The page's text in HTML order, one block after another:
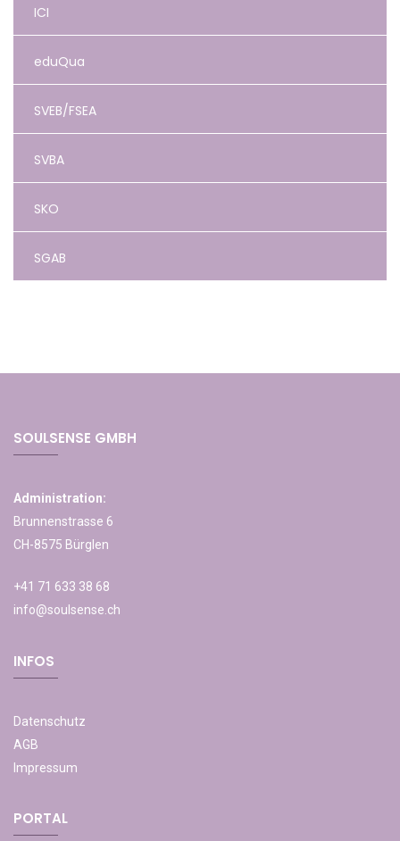
ICI
eduQua
SVEB/FSEA
SVBA
SKO
SGAB
SOULSENSE GMBH
Administration:
Brunnenstrasse 6
CH-8575 Bürglen
+41 71 633 38 68
info@soulsense.ch
INFOS
Datenschutz
AGB
Impressum
PORTAL